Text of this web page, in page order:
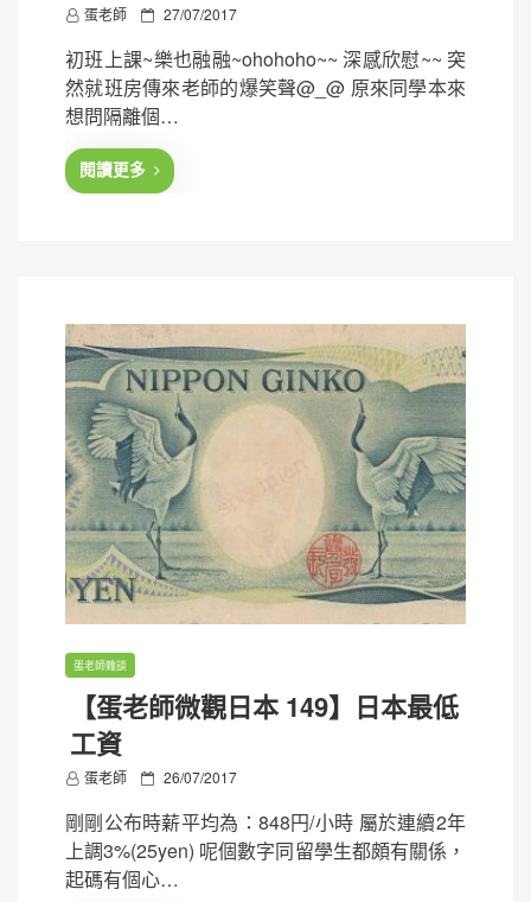
蛋老師
P
s
t
e
d
27/07/2017
初班上課~樂也融融~ohohoho~~ 深感欣慰~~ 突
然就班房傳來老師的爆笑聲@_@ 原來同學本來
想問隔離個…
閱讀更多
蛋老師雜談
【蛋老師微觀日本 149】日本最低
工資
蛋老師
P
s
t
e
26/07/2017
剛剛公布時薪平均為：848円/小時 屬於連續2年
上調3%(25yen) 呢個數字同留學生都頗有關係，
起碼有個心…